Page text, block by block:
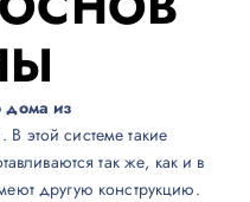
дома из
. В этой системе такие
так же, как и в
другую конструкцию.